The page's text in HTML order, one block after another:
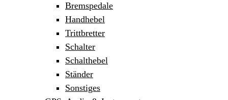
Bremspedale
Handhebel
Trittbretter
Schalter
Schalthebel
Ständer
Sonstiges